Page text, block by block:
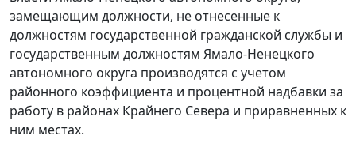
замещающим должности, не отнесенные к
должностям государственной гражданской службы и
государственным должностям Ямало-Ненецкого
автономного округа производятся с учетом
районного коэффициента и процентной надбавки за
работу в районах Крайнего Севера и приравненных к
ним местах.